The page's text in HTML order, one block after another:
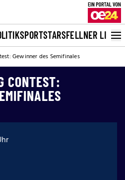
SPORTSTARSFELLNER LIVE
Gewinner des Semifinales
CONTEST: